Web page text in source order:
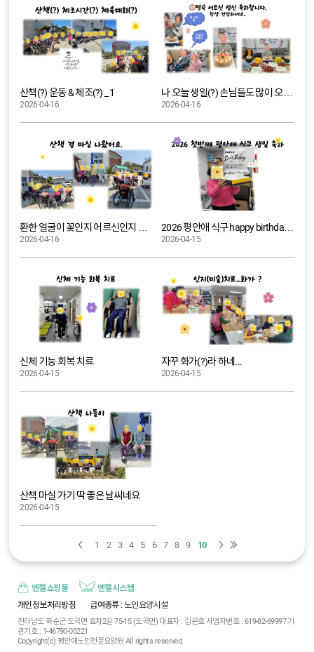
산책(?) 운동 & 체조(?) _ 1
2026-04-16
나 오늘 생일(?) 손님들도 많이 오셨네요.. ㅊ ㅋ
2026-04-16
환한 얼굴이 꽃인지 어르신인지 ㅎ ㅎ ㅎ
2026-04-16
2026 평안애 식구 happy birthday~~~
2026-04-15
신체 기능 회복 치료
2026-04-15
자꾸 화가(?)라 하네...
2026-04-15
산책 마실 가기 딱 좋은 날씨네요
2026-04-15
1 2 3 4 5 6 7 8 9 10
엔젤쇼핑몰
엔젤시스템
개인정보처리방침
급여종류 : 노인요양시설
전라남도 화순군 도곡면 효자2길 75-15 (도곡면) 대표자 : 김은호 사업자번호 : 619-82-69997 기
관기호 : 1-46790-00221
Copyright(c) 평안애노인전문요양원 All rights reserved.